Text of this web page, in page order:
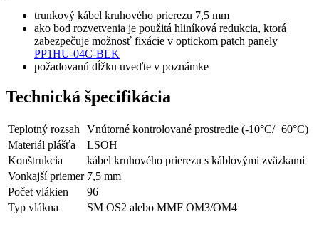
trunkový kábel kruhového prierezu 7,5 mm
ako bod rozvetvenia je použitá hliníková redukcia, ktorá
zabezpečuje možnosť fixácie v optickom patch panely
PP1HU-04C-BLK
požadovanú dĺžku uveďte v poznámke
Technická špecifikácia
Teplotný rozsah
Vnútorné kontrolované prostredie (-10°C/+60°C)
Materiál plášťa
LSOH
Konštrukcia
kábel kruhového prierezu s káblovými zväzkami
Vonkajší priemer 7,5 mm
Počet vlákien
96
Typ vlákna
SM OS2 alebo MMF OM3/OM4